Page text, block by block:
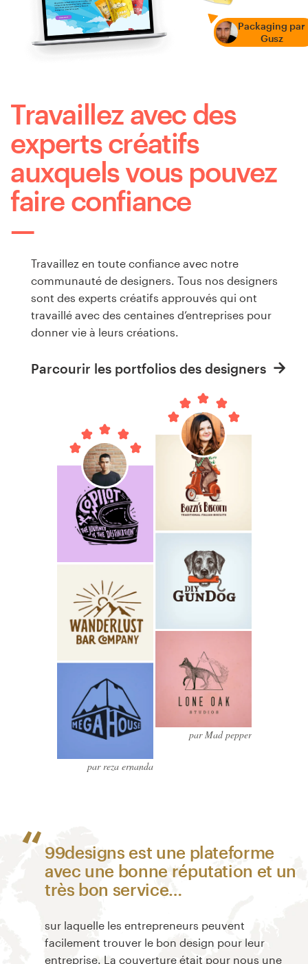
Packaging par
Gusz
par reza ernanda
par Mad pepper
Travaillez avec des
experts créatifs
auxquels vous pouvez
faire confiance
Travaillez en toute confiance avec notre
communauté de designers. Tous nos designers
sont des experts créatifs approuvés qui ont
travaillé avec des centaines d’entreprises pour
donner vie à leurs créations.
Parcourir les portfolios des designers
99designs est une plateforme
avec une bonne réputation et un
très bon service…
sur laquelle les entrepreneurs peuvent
facilement trouver le bon design pour leur
entreprise. La couverture était pour nous une